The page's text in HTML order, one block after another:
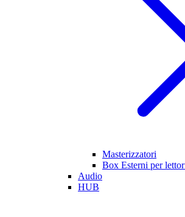
Masterizzatori
Box Esterni per
Audio
HUB